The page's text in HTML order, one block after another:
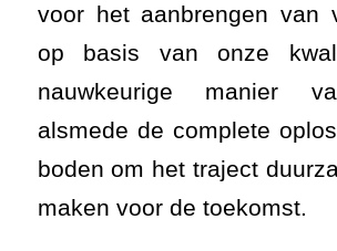
voor het aanbrengen van
op basis van onze
nauwkeurige manier
alsmede de complete
boden om het traject
maken voor de toekomst.